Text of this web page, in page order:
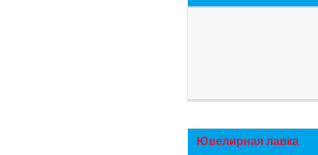
Ювелирная лавка